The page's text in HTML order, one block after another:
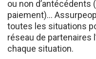
paiement)…
toutes les situations
réseau de partenaires
chaque situation.